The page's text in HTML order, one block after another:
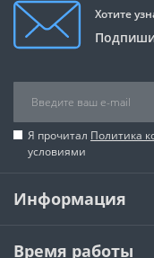
Хотите
Я прочитал Политика
условиями
Информация
Время работы